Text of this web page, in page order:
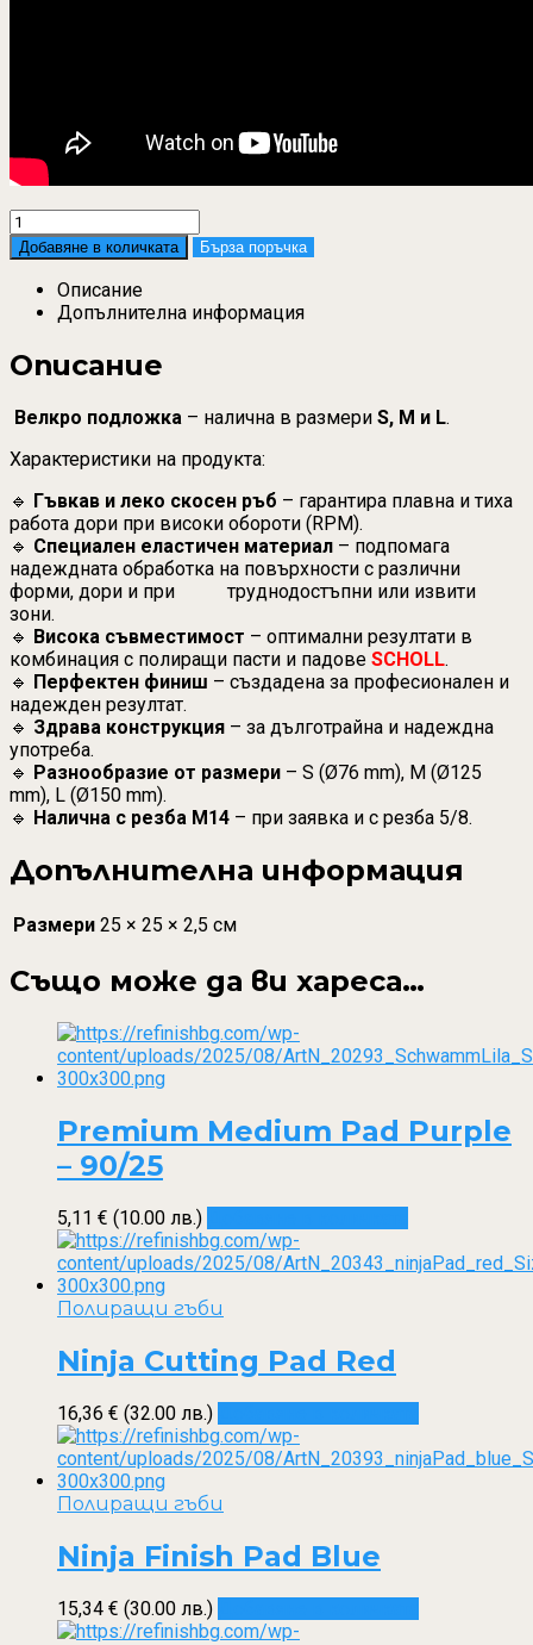
Quantity
Добавяне в количката Бърза поръчка
Описание
Допълнителна информация
Описание
Велкро подложка – налична в размери S, M и L.
Характеристики на продукта:
🔹 Гъвкав и леко скосен ръб – гарантира плавна и тиха
работа дори при високи обороти (RPM).
🔹 Специален еластичен материал – подпомага
надеждната обработка на повърхности с различни
форми, дори и при труднодостъпни или извити
зони.
🔹 Висока съвместимост – оптимални резултати в
комбинация с полиращи пасти и падове SCHOLL.
🔹 Перфектен финиш – създадена за професионален и
надежден резултат.
🔹 Здрава конструкция – за дълготрайна и надеждна
употреба.
🔹 Разнообразие от размери – S (Ø76 mm), M (Ø125
mm), L (Ø150 mm).
🔹 Налична с резба M14 – при заявка и с резба 5/8.
Допълнителна информация
Размери 25 × 25 × 2,5 см
Също може да ви хареса…
Premium Medium Pad Purple
– 90/25
5,11 € (10.00 лв.)
Полиращи гъби
Ninja Cutting Pad Red
16,36 € (32.00 лв.)
Полиращи гъби
Ninja Finish Pad Blue
15,34 € (30.00 лв.)